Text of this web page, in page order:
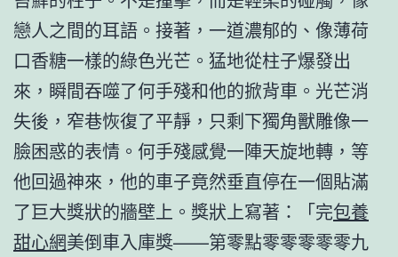
戀人之間的耳語。接著，一道濃郁的、像薄荷
口香糖一樣的綠色光芒。猛地從柱子爆發出
來，瞬間吞噬了何手殘和他的掀背車。光芒消
失後，窄巷恢復了平靜，只剩下獨角獸雕像一
臉困惑的表情。何手殘感覺一陣天旋地轉，等
他回過神來，他的車子竟然垂直停在一個貼滿
了巨大獎狀的牆壁上。獎狀上寫著：「完包養
甜心網美倒車入庫獎——第零點零零零零零九